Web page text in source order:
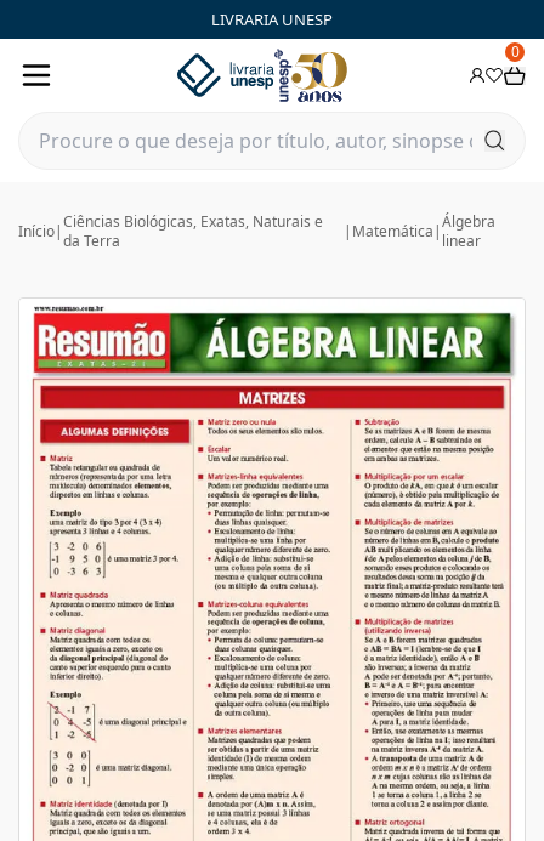
LIVRARIA UNESP
0
Início|Ciências Biológicas, Exatas, Naturais e
da Terra
| Matemática |Álgebra
linear